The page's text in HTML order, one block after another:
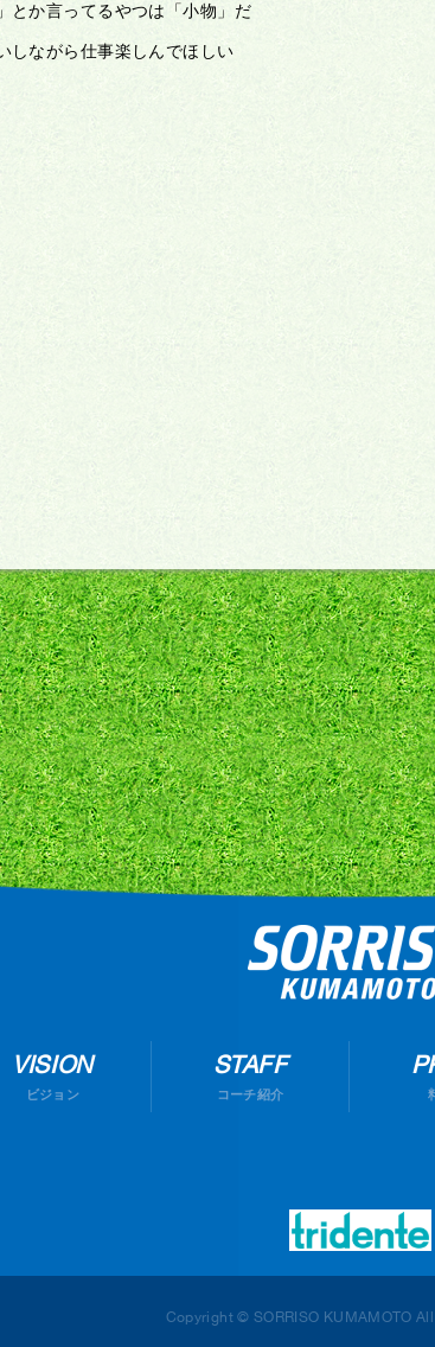
とか言ってるやつは「小物」だ
しながら仕事楽しんでほしい
VISION
ビジョン
STAFF
コーチ紹介
Copyright © SORRISO KUMAMOTO